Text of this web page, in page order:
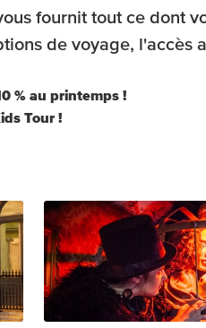
fournit tout ce dont
de voyage, l'accès
% au printemps !
Tour !